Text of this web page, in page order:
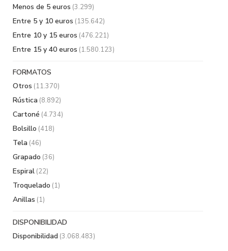
Menos de 5 euros (3.299)
Entre 5 y 10 euros (135.642)
Entre 10 y 15 euros (476.221)
Entre 15 y 40 euros (1.580.123)
FORMATOS
Otros (11.370)
Rústica (8.892)
Cartoné (4.734)
Bolsillo (418)
Tela (46)
Grapado (36)
Espiral (22)
Troquelado (1)
Anillas (1)
DISPONIBILIDAD
Disponibilidad (3.068.483)